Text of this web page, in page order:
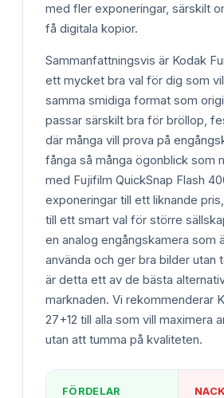
med fler exponeringar, särskilt
få digitala kopior.
Sammanfattningsvis är Kodak
ett mycket bra val för dig som
samma smidiga format som
passar särskilt bra för bröllop,
där många vill prova på
fånga så många ögonblick som
med Fujifilm QuickSnap Flash
exponeringar till ett liknande
till ett smart val för större
en analog engångskamera som
använda och ger bra bilder utan
är detta ett av de bästa
marknaden. Vi rekommenderar
27+12 till alla som vill maximera
utan att tumma på kvaliteten.
FÖRDELAR